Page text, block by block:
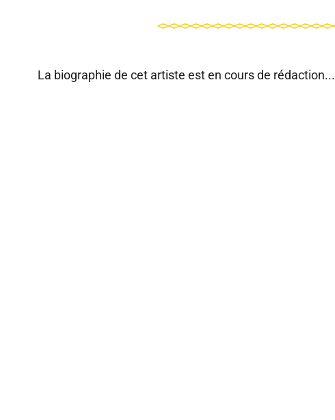
La biographie de cet artiste est en cours de rédaction...